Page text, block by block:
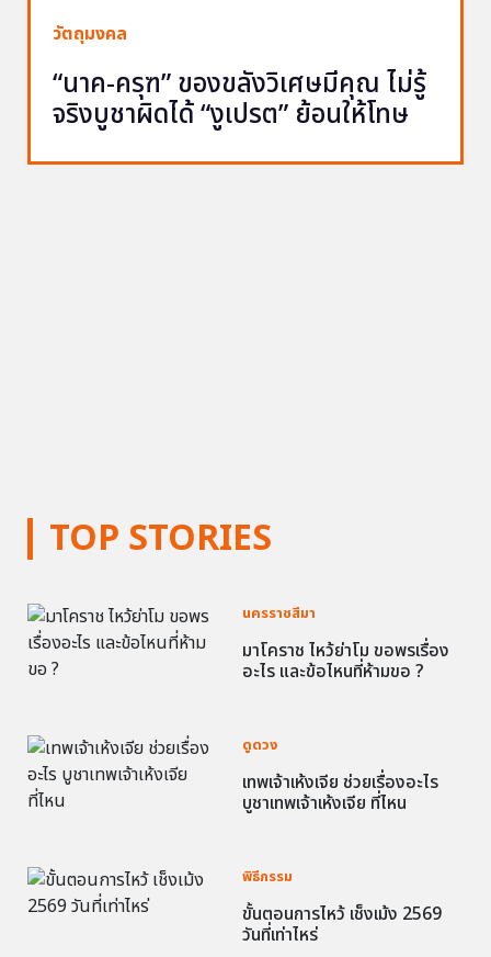
TOP STORIES
นครราชสีมา
มาโคราช ไหว้ย่าโม ขอพรเรื่อง
อะไร และข้อไหนที่ห้ามขอ ?
ดูดวง
เทพเจ้าเห้งเจีย ช่วยเรื่องอะไร
บูชาเทพเจ้าเห้งเจีย ที่ไหน
พิธีกรรม
ขั้นตอนการไหว้ เช็งเม้ง 2569
วันที่เท่าไหร่
วัตถุมงคล
“นาค-ครุฑ” ของขลังวิเศษมีคุณ ไม่รู้
จริงบูชาผิดได้ “งูเปรต” ย้อนให้โทษ